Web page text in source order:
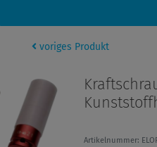
voriges Produkt
Artikelnummer: